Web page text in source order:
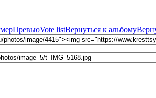
ПревьюVote listВернуться к альбому